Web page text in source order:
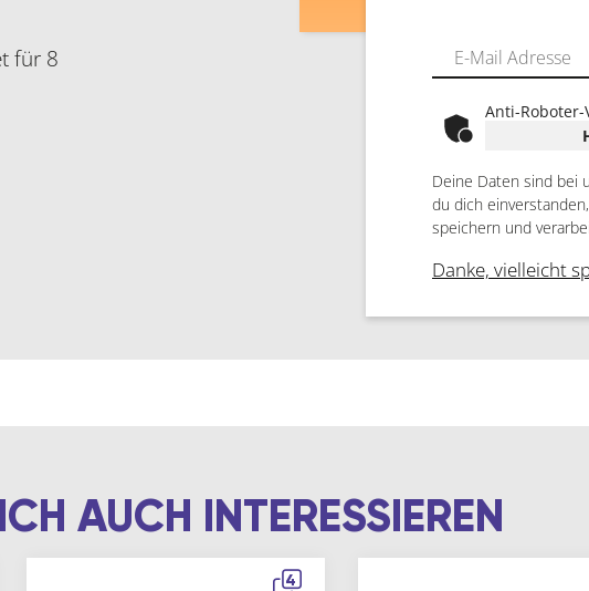
für 8
AUCH INTERESSIEREN
4
Anti-
Deine Daten sind bei
du dich
speichern und
Danke, vielleicht